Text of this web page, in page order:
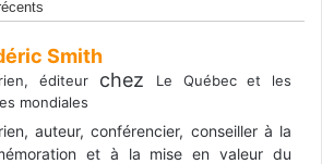
Smith
éditeurchez
Le Québec et les
mondiales
auteur, conférencier, conseiller à la
et à la mise en valeur du